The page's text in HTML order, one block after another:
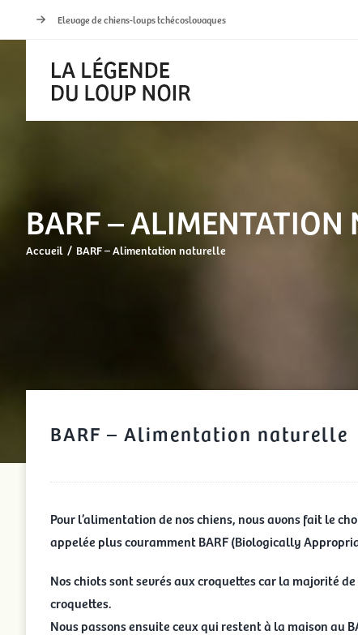
Elevage de chiens-loups tchécoslovaques
BARF – ALIMENTATION
Accueil BARF – Alimentation naturelle
BARF – Alimentation naturelle
Pour l’alimentation de nos chiens, nous avons fait le
appelée plus couramment BARF (Biologically
Nos chiots sont sevrés aux croquettes car la majorité
croquettes.
Nous passons ensuite ceux qui restent à la maison au